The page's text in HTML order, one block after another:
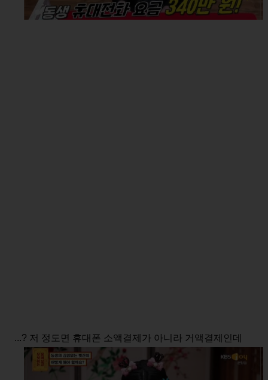
...? 저 정도면 휴대폰 소액결제가 아니라 거액결제인데